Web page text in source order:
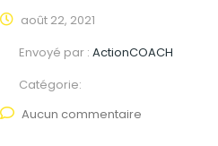
août 22, 2021
Envoyé par : ActionCOACH
Catégorie:
Aucun commentaire